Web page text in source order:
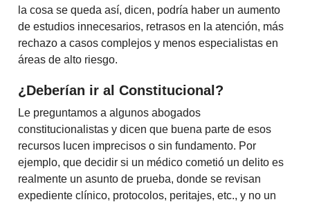
la cosa se queda así, dicen, podría haber un aumento
de estudios innecesarios, retrasos en la atención, más
rechazo a casos complejos y menos especialistas en
áreas de alto riesgo.
¿Deberían ir al Constitucional?
Le preguntamos a algunos abogados
constitucionalistas y dicen que buena parte de esos
recursos lucen imprecisos o sin fundamento. Por
ejemplo, que decidir si un médico cometió un delito es
realmente un asunto de prueba, donde se revisan
expediente clínico, protocolos, peritajes, etc., y no un